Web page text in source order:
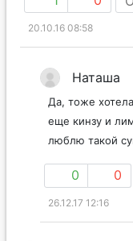
20.10.16 08:58
Наташа
Да, тоже
еще кинзу и
люблю такой
0 0
26.12.17 12:16